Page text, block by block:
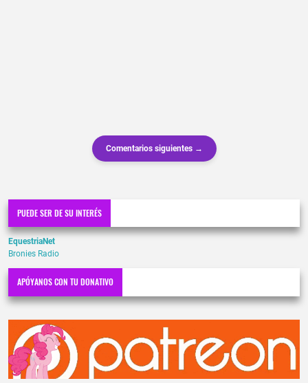
Comentarios siguientes →
PUEDE SER DE SU INTERÉS
EquestriaNet
Bronies Radio
APÓYANOS CON TU DONATIVO